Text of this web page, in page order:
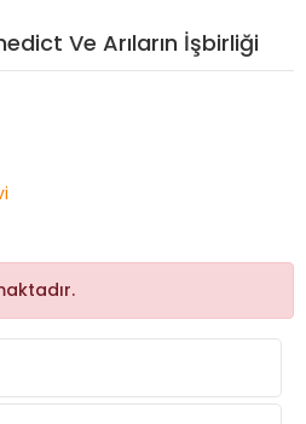
Ve Arıların İşbirliği